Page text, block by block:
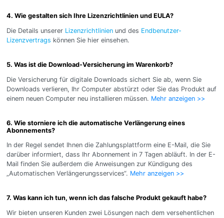
4. Wie gestalten sich Ihre Lizenzrichtlinien und EULA?
Die Details unserer Lizenzrichtlinienund des Endbenutzer-
Lizenzvertrags können Sie hier einsehen.
5. Was ist die Download-Versicherung im Warenkorb?
Die Versicherung für digitale Downloads sichert Sie ab, wenn Sie
Downloads verlieren, Ihr Computer abstürzt oder Sie das Produkt auf
einem neuen Computer neu installieren müssen. Mehr anzeigen >>
6. Wie storniere ich die automatische Verlängerung eines
Abonnements?
In der Regel sendet Ihnen die Zahlungsplattform eine E-Mail, die Sie
darüber informiert, dass Ihr Abonnement in 7 Tagen abläuft. In der E-
Mail finden Sie außerdem die Anweisungen zur Kündigung des
„Automatischen Verlängerungsservices“. Mehr anzeigen >>
7. Was kann ich tun, wenn ich das falsche Produkt gekauft habe?
Wir bieten unseren Kunden zwei Lösungen nach dem versehentlichen